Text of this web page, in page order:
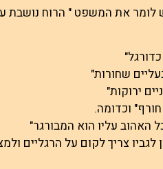
את המשפט " הרוח נושבת
שחורות"
ירוקות"
וכדומה.
האהוב עליו הוא המבורגר"
לגביו צריך לקום על הרגליים